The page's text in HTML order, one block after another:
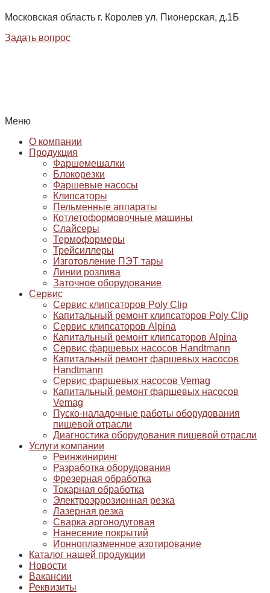
Московская область г. Королев ул. Пионерская, д.1Б
Задать вопрос
Меню
О компании
Продукция
Фаршемешалки
Блокорезки
Фаршевые насосы
Клипсаторы
Пельменные аппараты
Котлетоформовочные машины
Слайсеры
Термоформеры
Трейсиллеры
Изготовление ПЭТ тары
Линии розлива
Заточное оборудование
Сервис
Сервис клипсаторов Poly Clip
Капитальный ремонт клипсаторов Poly Clip
Сервис клипсаторов Alpina
Капитальный ремонт клипсаторов Alpina
Сервис фаршевых насосов Handtmann
Капитальный ремонт фаршевых насосов
Handtmann
Сервис фаршевых насосов Vemag
Капитальный ремонт фаршевых насосов
Vemag
Пуско-наладочные работы оборудования
пищевой отрасли
Диагностика оборудования пищевой отрасли
Услуги компании
Реинжиниринг
Разработка оборудования
Фрезерная обработка
Токарная обработка
Электроэррозионная резка
Лазерная резка
Сварка аргонодуговая
Нанесение покрытий
Ионноплазменное азотирование
Каталог нашей продукции
Новости
Вакансии
Реквизиты